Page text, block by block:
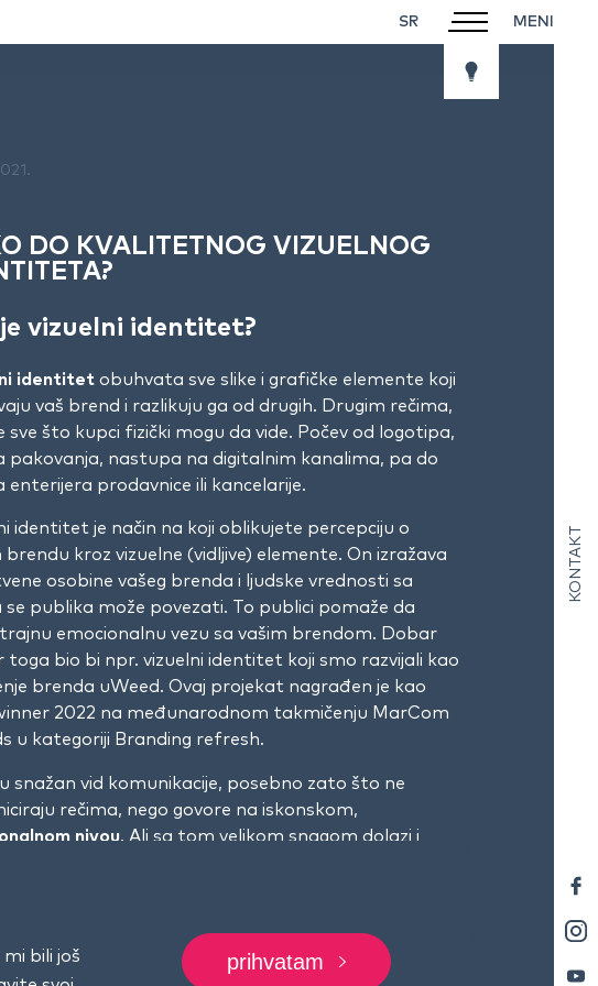
SR
KONTAKT
DO KVALITETNOG VIZUELNOG
vizuelni identitet?
identitet obuhvata sve slike i grafičke elemente koji
vaš brend i razlikuju ga od drugih. Drugim rečima,
sve što kupci fizički mogu da vide. Počev od logotipa,
pakovanja, nastupa na digitalnim kanalima, pa do
enterijera prodavnice ili kancelarije.
identitet je način na koji oblikujete percepciju o
brendu kroz vizuelne (vidljive) elemente. On izražava
osobine vašeg brenda i ljudske vrednosti sa
se publika može povezati. To publici pomaže da
emocionalnu vezu sa vašim brendom. Dobar
toga bio bi npr. vizuelni identitet koji smo razvijali kao
brenda uWeed. Ovaj projekat nagrađen je kao
2022 na međunarodnom takmičenju MarCom
u kategoriji Branding refresh.
snažan vid komunikacije, posebno zato što ne
rečima, nego govore na iskonskom,
nivou. Ali sa tom velikom snagom dolazi i
to dodamo karakteristiku interneta da prekomerno
i preuveličava stvari – slanjem pogrešnih ili nejasnih
bili još
prihvatam